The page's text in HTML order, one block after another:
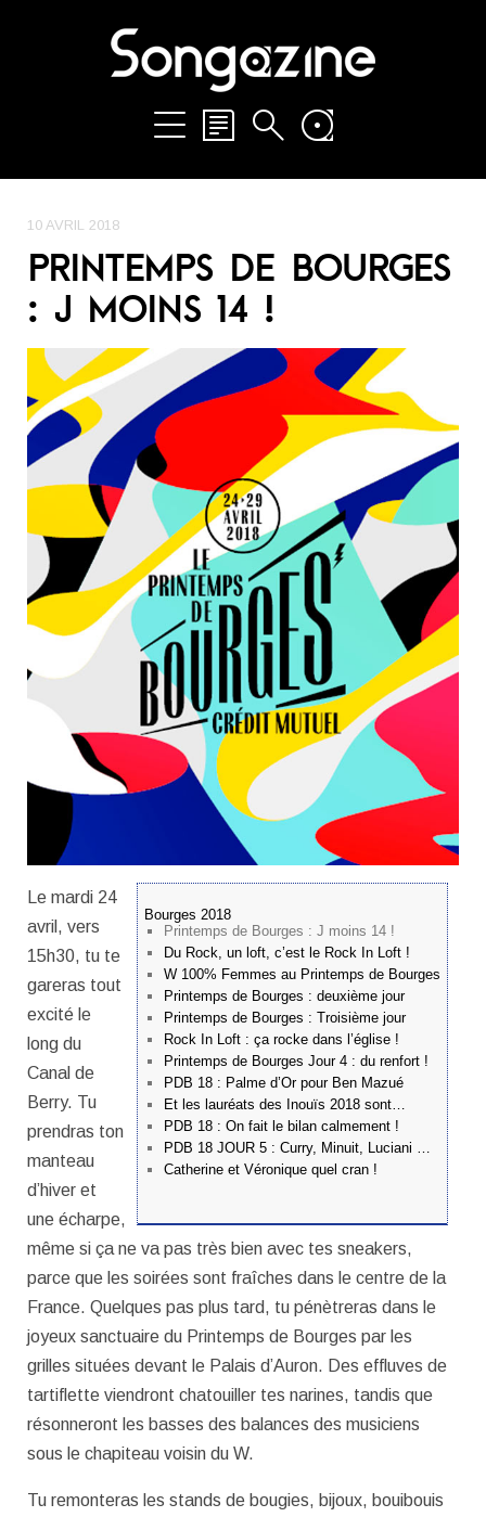
10 AVRIL 2018
PRINTEMPS DE BOURGES
: J MOINS 14 !
Bourges 2018
Printemps de Bourges : J moins 14 !
Du Rock, un loft, c’est le Rock In Loft !
W 100% Femmes au Printemps de Bourges
Printemps de Bourges : deuxième jour
Printemps de Bourges : Troisième jour
Rock In Loft : ça rocke dans l’église !
Printemps de Bourges Jour 4 : du renfort !
PDB 18 : Palme d’Or pour Ben Mazué
Et les lauréats des Inouïs 2018 sont…
PDB 18 : On fait le bilan calmement !
PDB 18 JOUR 5 : Curry, Minuit, Luciani …
Catherine et Véronique quel cran !
Le mardi 24
avril, vers
15h30, tu te
gareras tout
excité le
long du
Canal de
Berry. Tu
prendras ton
manteau
d’hiver et
une écharpe,
même si ça ne va pas très bien avec tes sneakers,
parce que les soirées sont fraîches dans le centre de la
France. Quelques pas plus tard, tu pénètreras dans le
joyeux sanctuaire du Printemps de Bourges par les
grilles situées devant le Palais d’Auron. Des effluves de
tartiflette viendront chatouiller tes narines, tandis que
résonneront les basses des balances des musiciens
sous le chapiteau voisin du W.
Tu remonteras les stands de bougies, bijoux, bouibouis